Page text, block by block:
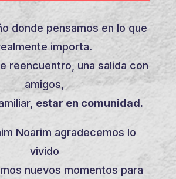
donde pensamos en lo que
importa.
reencuentro, una salida con
amigos,
estar en comunidad.
Noarim agradecemos lo
vivido
nuevos momentos para